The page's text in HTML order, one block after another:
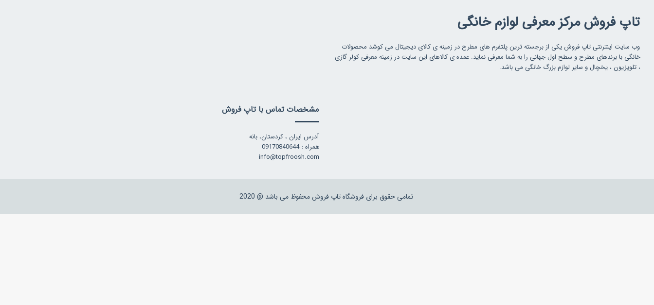
تاپ فروش مرکز معرفی لوازم خانگی
وب سایت اینترنتی تاپ فروش یکی از برجسته ترین پلتفرم های مطرح در زمینه ی کالای دیجیتال می کوشد محصولات
خانگی با برندهای مطرح و سطح اول جهانی را به شما معرفی نماید. عمده ی کالاهای این سایت در زمینه معرفی کولر گازی
، تلویزیون ، یخچال و سایر لوازم بزرگ خانگی می باشد.
مشخصات تماس با تاپ فروش
آدرس ایران ، کردستان، بانه
همراه : 09170840644
info@topfroosh.com
تمامی حقوق برای فروشگاه تاپ فروش محفوظ می باشد @ 2020